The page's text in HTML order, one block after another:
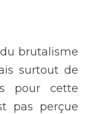
brutalisme
surtout de
pour cette
pas perçue